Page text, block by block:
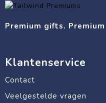
Premium gifts.
Klantenservice
Contact
Veelgestelde vragen